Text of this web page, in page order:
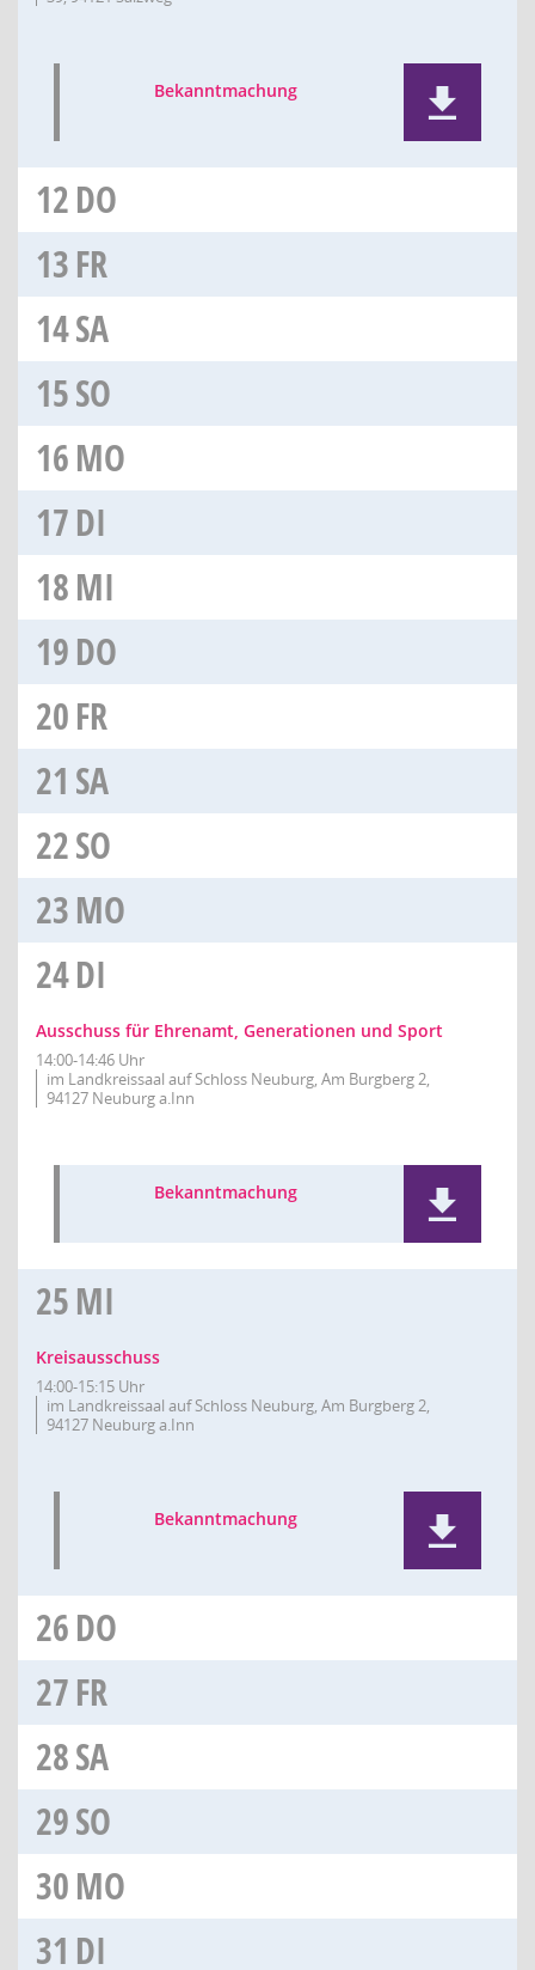
Bekanntmachung
12DO
13FR
14SA
15SO
16MO
17DI
18MI
19DO
20FR
21 SA
22SO
23MO
24DI
Ausschuss für Ehrenamt, Generationen und Sport
14:00-14:46 Uhr
im Landkreissaal auf Schloss Neuburg, Am Burgberg 2,
94127 Neuburg a.Inn
Bekanntmachung
25MI
Kreisausschuss
14:00-15:15 Uhr
im Landkreissaal auf Schloss Neuburg, Am Burgberg 2,
94127 Neuburg a.Inn
Bekanntmachung
26DO
27FR
28SA
29SO
30MO
31 DI